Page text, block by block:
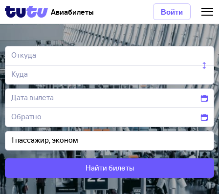
Авиабилеты Войти
Найти билеты